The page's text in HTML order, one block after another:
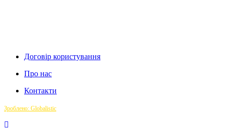
Договір користування
Про нас
Контакти
Зроблено: Globalistic